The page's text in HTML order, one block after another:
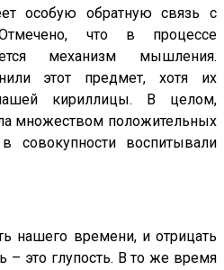
особую обратную связь с
что в процессе
механизм мышления.
этот предмет, хотя их
кириллицы. В целом,
множеством положительных
совокупности воспитывали
нашего времени, и отрицать
– это глупость. В то же время